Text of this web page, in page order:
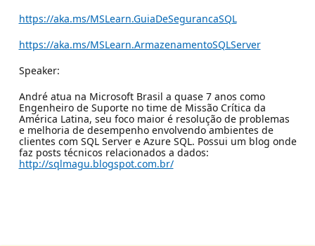
https://aka.ms/MSLearn.GuiaDeSegurancaSQL
https://aka.ms/MSLearn.ArmazenamentoSQLServer
Speaker:
André atua na Microsoft Brasil a quase 7 anos como
Engenheiro de Suporte no time de Missão Crítica da
América Latina, seu foco maior é resolução de problemas
e melhoria de desempenho envolvendo ambientes de
clientes com SQL Server e Azure SQL. Possui um blog onde
faz posts técnicos relacionados a dados:
http://sqlmagu.blogspot.com.br/